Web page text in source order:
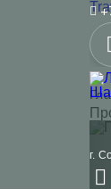
г.